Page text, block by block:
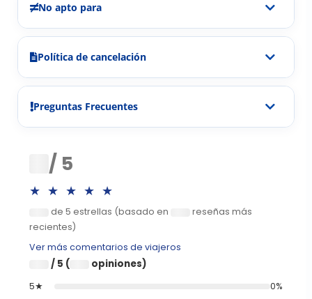
No apto para
Política de cancelación
Preguntas Frecuentes
/ 5
★★★★★
de 5 estrellas (basado en
reseñas más
recientes)
Ver más comentarios de viajeros
/ 5 ( opiniones)
5★ 0%